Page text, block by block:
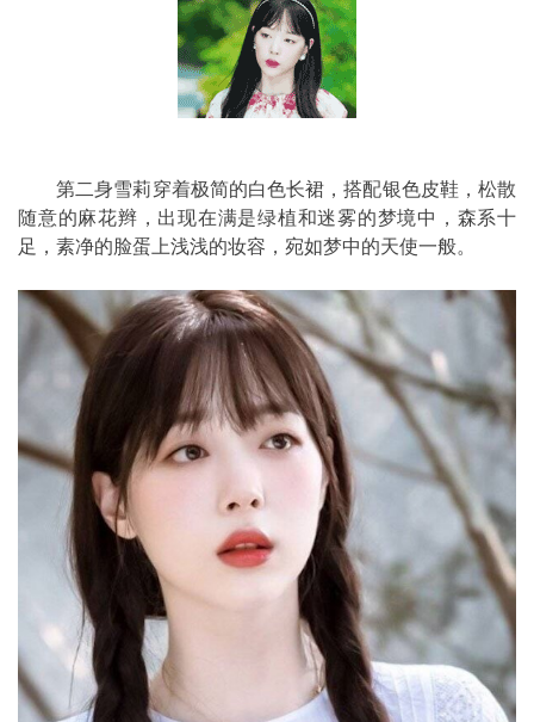
第二身雪莉穿着极简的白色长裙，搭配银色皮鞋，松散
随意的麻花辫，出现在满是绿植和迷雾的梦境中，森系十
足，素净的脸蛋上浅浅的妆容，宛如梦中的天使一般。